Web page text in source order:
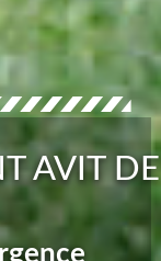
AVIT DE